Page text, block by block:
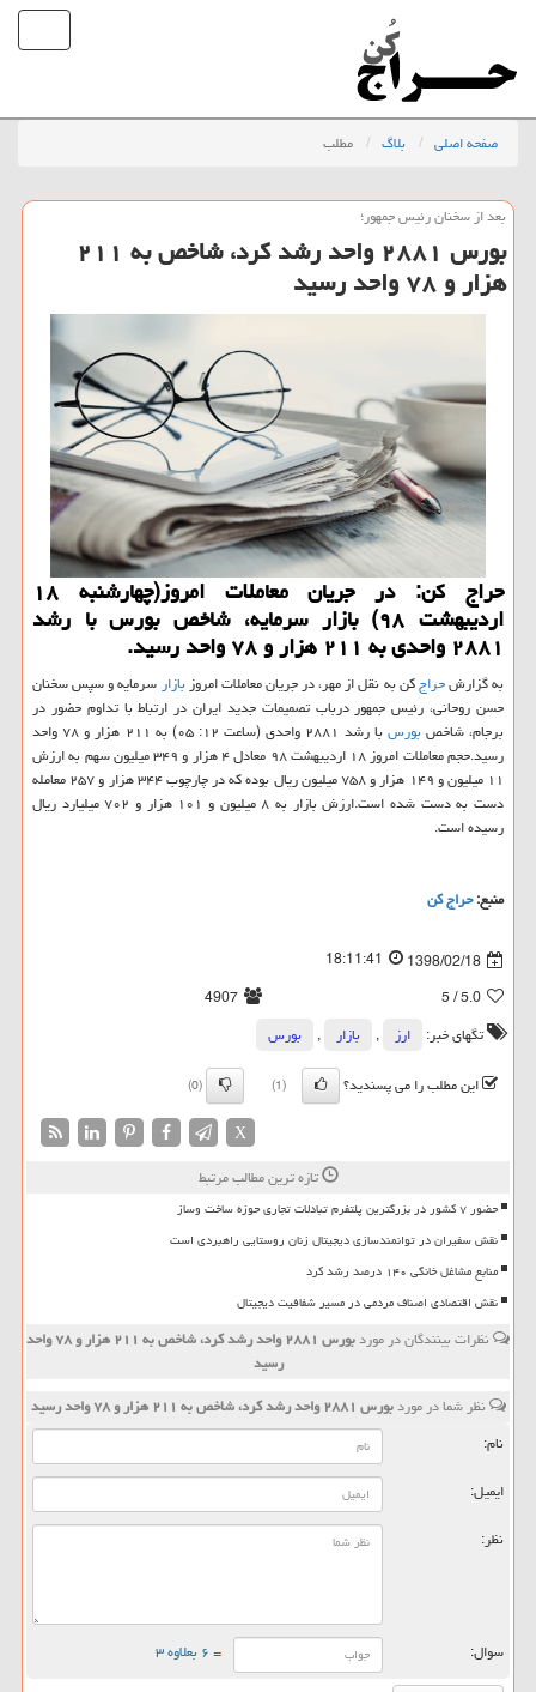
صفحه اصلی بلاگ مطلب
بعد از سخنان رئیس جمهور؛
بورس ۲۸۸۱ واحد رشد كرد، شاخص به ۲۱۱
هزار و ۷۸ واحد رسید
حراج كن: در جریان معاملات امروز(چهارشنبه ۱۸
اردیبهشت ۹۸) بازار سرمایه، شاخص بورس با رشد
۲۸۸۱ واحدی به ۲۱۱ هزار و ۷۸ واحد رسید.
به گزارشحراجكن به نقل از مهر، در جریان معاملات امروزبازارسرمایه و سپس سخنان
حسن روحانی، رئیس جمهور درباب تصمیمات جدید ایران در ارتباط با تداوم حضور در
برجام، شاخصبورس
با رشد ۲۸۸۱ واحدی (ساعت ۱۲: ۰۵) به ۲۱۱ هزار و ۷۸ واحد
رسید.حجم معاملات امروز ۱۸ اردیبهشت ۹۸ معادل ۴ هزار و ۳۴۹ میلیون سهم به ارزش
۱۱ میلیون و ۱۴۹ هزار و ۷۵۸ میلیون ریال بوده كه در چارچوب ۳۴۴ هزار و ۲۵۷ معامله
دست به دست شده است.ارزش بازار به ۸ میلیون و ۱۰۱ هزار و ۷۰۲ میلیارد ریال
رسیده است.
منبع:حراج كن
1398/02/18
18:11:41
5.0
/ 5
4907
تگهای خبر:
ارز , بازار ,
بورس
این مطلب را می پسندید؟
(1)
(0)
X
تازه ترین مطالب مرتبط
حضور ۷ کشور در بزرگترین پلتفرم تبادلات تجاری حوزه ساخت وساز
نقش سفیران در توانمندسازی دیجیتال زنان روستایی راهبردی است
منابع مشاغل خانگی ۱۴۰ درصد رشد کرد
نقش اقتصادی اصناف مردمی در مسیر شفافیت دیجیتال
نظرات بینندگان در مورد
بورس ۲۸۸۱ واحد رشد كرد، شاخص به ۲۱۱ هزار و ۷۸ واحد
رسید
نظر شما در موردبورس ۲۸۸۱ واحد رشد كرد، شاخص به ۲۱۱ هزار و ۷۸ واحد رسید
نام:
ایمیل:
نظر:
سوال: = ۶ بعلاوه ۳